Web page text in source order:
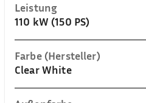
Leistung
110 kW (150 PS)
Farbe (Hersteller)
Clear White